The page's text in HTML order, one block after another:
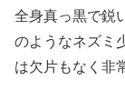
全身真っ黒で鋭
のようなネズミ
は欠片もなく非